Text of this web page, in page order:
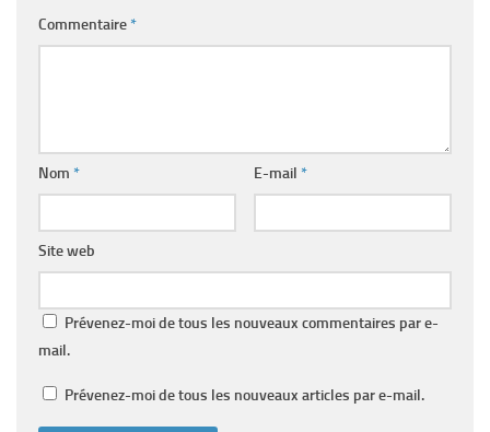
Commentaire*
Nom * E-mail *
Site web
Prévenez-moi de tous les nouveaux commentaires par e-
mail.
Prévenez-moi de tous les nouveaux articles par e-mail.